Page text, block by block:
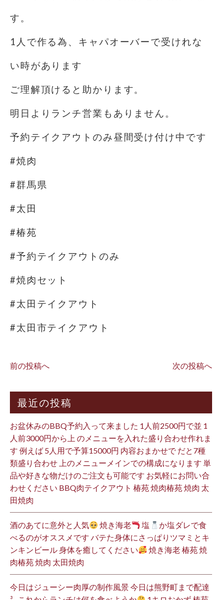
す。
1人で作る為、キャパオーバーで受けれな
い時があります
ご理解頂けると助かります。
明日よりランチ営業もありません。
予約テイクアウトのみ昼間受け付け中です
#焼肉
#群馬県
#太田
#椿苑
#予約テイクアウトのみ
#焼肉セット
#太田テイクアウト
#太田市テイクアウト
前の投稿へ 次の投稿へ
最近の投稿
お盆休みのBBQ予約入って来ました 1人前2500円で並 1
人前3000円から上 のメニューを入れた盛り合わせ作れま
す 例えば 5人用で予算15000円 内容おまかせで だと7種
類盛り合わせ 上のメニューメインでの構成になります 単
品や好きな物だけのご注文も可能です お気軽にお問い合
わせください BBQ肉テイクアウト 椿苑 焼肉椿苑 焼肉 太
田焼肉
酒のあてに意外と人気 焼き海老 塩
か塩ダレで食
べるのがオススメです バテた身体にさっぱりツマミとキ
ンキンビール 身体を癒してください
焼き海老 椿苑 焼
肉椿苑 焼肉 太田焼肉
今日はジューシー肉厚の制作風景 今日は熊野町まで配達